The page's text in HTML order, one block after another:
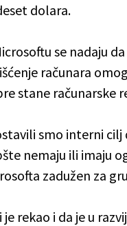
dolara.
se nadaju
računara
stane računarske
smo interni cilj
nemaju ili imaju
zadužen za
je rekao i da je u